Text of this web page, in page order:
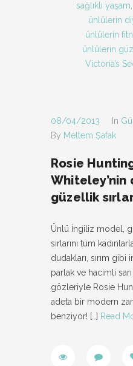
sağlıklı yaşam
ünlülerin
ünlülerin
ünlülerin
Victoria’s
08/04/2013 In
By Meltem Şafak
Rosie
Whiteley’nin
güzellik
Ünlü İngiliz model,
sırlarını tüm
dudakları, sırım gibi
parlak ve hacimli
gözleriyle Rosie
adeta bir modern
benziyor! […] Read